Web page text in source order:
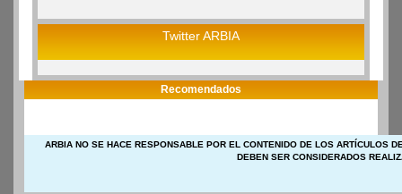
Twitter ARBIA
Recomendados
ARBIA NO SE HACE RESPONSABLE POR EL CONTENIDO DE LOS ARTÍCULOS
DEBEN SER CONSIDERADOS